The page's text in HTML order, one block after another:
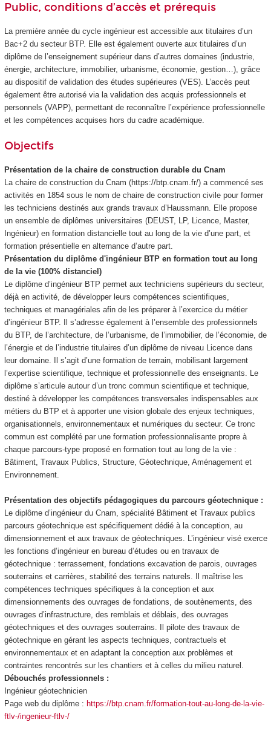
Public, conditions d’accès et prérequis
La première année du cycle ingénieur est accessible aux titulaires d’un
Bac+2 du secteur BTP. Elle est également ouverte aux titulaires d’un
diplôme de l’enseignement supérieur dans d’autres domaines (industrie,
énergie, architecture, immobilier, urbanisme, économie, gestion…), grâce
au dispositif de validation des études supérieures (VES). L’accès peut
également être autorisé via la validation des acquis professionnels et
personnels (VAPP), permettant de reconnaître l’expérience professionnelle
et les compétences acquises hors du cadre académique.
Objectifs
Présentation de la chaire de construction durable du Cnam
La chaire de construction du Cnam (https://btp.cnam.fr/) a commencé ses
activités en 1854 sous le nom de chaire de construction civile pour former
les techniciens destinés aux grands travaux d’Haussmann. Elle propose
un ensemble de diplômes universitaires (DEUST, LP, Licence, Master,
Ingénieur) en formation distancielle tout au long de la vie d’une part, et
formation présentielle en alternanced’autre part.
Présentation du diplôme d'ingénieur BTP en formation tout au long
de la vie (100% distanciel)
Le diplôme d’ingénieur BTP permet aux techniciens supérieurs du secteur,
déjà en activité, de développer leurs compétences scientifiques,
techniques et managériales afin de les préparer à l’exercice du métier
d’ingénieur BTP. Il s’adresse également à l’ensemble des professionnels
du BTP, de l’architecture, de l’urbanisme, de l’immobilier, de l’économie, de
l’énergie et de l’industrie titulaires d’un diplôme de niveau Licence dans
leur domaine. Il s’agit d’une formation de terrain, mobilisant largement
l’expertise scientifique, technique et professionnelle des enseignants. Le
diplôme s’articule autour d’un tronc commun scientifique et technique,
destiné à développer les compétences transversales indispensables aux
métiers du BTP et à apporter une vision globale des enjeux techniques,
organisationnels, environnementaux et numériques du secteur. Ce tronc
commun est complété par une formation professionnalisante propre à
chaque parcours-type proposé en formation tout au long de la vie :
Bâtiment, Travaux Publics, Structure, Géotechnique, Aménagement et
Environnement.
Présentation des objectifs pédagogiques du parcours géotechnique :
Le diplôme d’ingénieur du Cnam, spécialité Bâtiment et Travaux publics
parcours géotechnique est spécifiquement dédié à la conception, au
dimensionnement et aux travaux de géotechniques. L’ingénieur visé exerce
les fonctions d’ingénieur en bureau d’études ou en travaux de
géotechnique : terrassement, fondations excavation de parois, ouvrages
souterrains et carrières, stabilité des terrains naturels. Il maîtrise les
compétences techniques spécifiques à la conception et aux
dimensionnements des ouvrages de fondations, de soutènements, des
ouvrages d’infrastructure, des remblais et déblais, des ouvrages
géotechniques et des ouvrages souterrains. Il pilote des travaux de
géotechnique en gérant les aspects techniques, contractuels et
environnementaux et en adaptant la conception aux problèmes et
contraintes rencontrés sur les chantiers et à celles du milieu naturel.
Débouchés professionnels :
Ingénieur géotechnicien
Page web du diplôme : https://btp.cnam.fr/formation-tout-au-long-de-la-vie-
ftlv-/ingenieur-ftlv-/